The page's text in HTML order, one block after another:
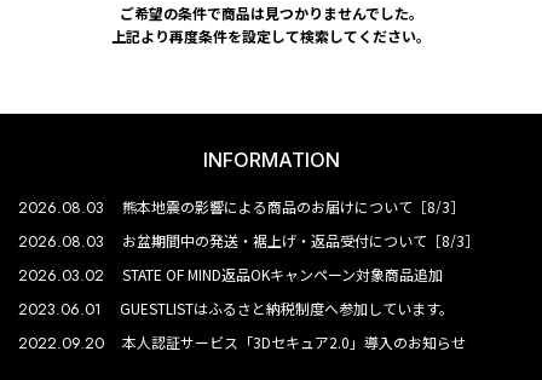
ご希望の条件で商品は見つかりませんでした。
上記より再度条件を設定して検索してください。
INFORMATION
2026.08.03 熊本地震の影響による商品のお届けについて［8/3］
2026.08.03 お盆期間中の発送・裾上げ・返品受付について［8/3］
2026.03.02 STATE OF MIND返品OKキャンペーン対象商品追加
2023.06.01 GUESTLISTはふるさと納税制度へ参加しています。
2022.09.20 本人認証サービス「3Dセキュア2.0」導入のお知らせ